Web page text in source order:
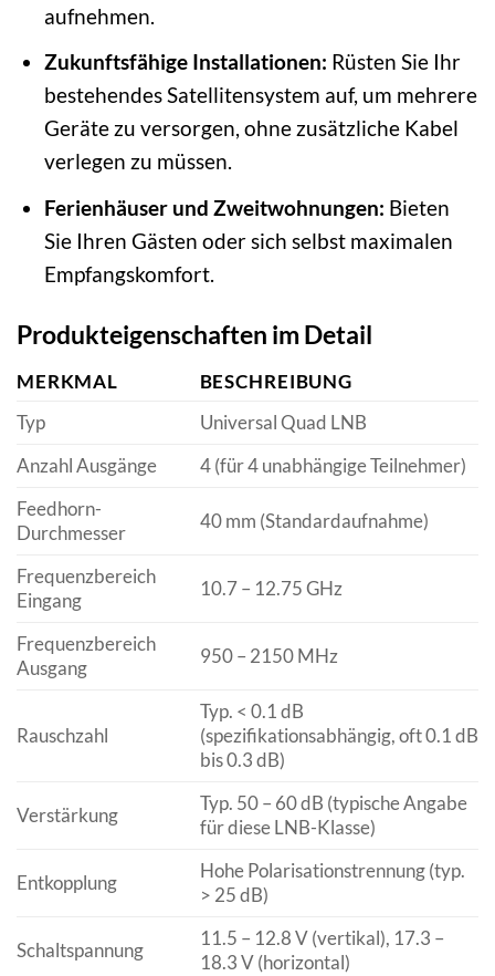
aufnehmen.
Zukunftsfähige Installationen: Rüsten Sie Ihr
bestehendes Satellitensystem auf, um mehrere
Geräte zu versorgen, ohne zusätzliche Kabel
verlegen zu müssen.
Ferienhäuser und Zweitwohnungen: Bieten
Sie Ihren Gästen oder sich selbst maximalen
Empfangskomfort.
Produkteigenschaften im Detail
MERKMAL
BESCHREIBUNG
Typ
Universal Quad LNB
Anzahl Ausgänge
4 (für 4 unabhängige Teilnehmer)
Feedhorn-
Durchmesser
40 mm (Standardaufnahme)
Frequenzbereich
Eingang
10.7 – 12.75 GHz
Frequenzbereich
Ausgang
950 – 2150 MHz
Rauschzahl
Typ. < 0.1 dB
(spezifikationsabhängig, oft 0.1 dB
bis 0.3 dB)
Verstärkung
Typ. 50 – 60 dB (typische Angabe
für diese LNB-Klasse)
Entkopplung
Hohe Polarisationstrennung (typ.
> 25 dB)
Schaltspannung
11.5 – 12.8 V (vertikal), 17.3 –
18.3 V (horizontal)